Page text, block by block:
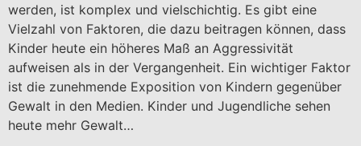
werden, ist komplex und vielschichtig. Es gibt eine
Vielzahl von Faktoren, die dazu beitragen können, dass
Kinder heute ein höheres Maß an Aggressivität
aufweisen als in der Vergangenheit. Ein wichtiger Faktor
ist die zunehmende Exposition von Kindern gegenüber
Gewalt in den Medien. Kinder und Jugendliche sehen
heute mehr Gewalt…